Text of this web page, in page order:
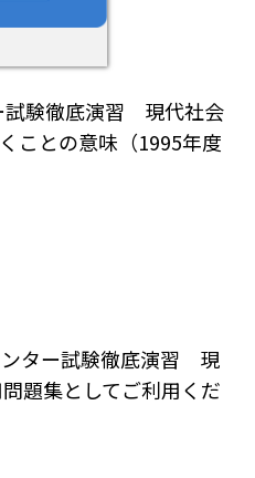
試験徹底演習 現代社会
ことの意味（1995年度
ター試験徹底演習 現
題集としてご利用くだ